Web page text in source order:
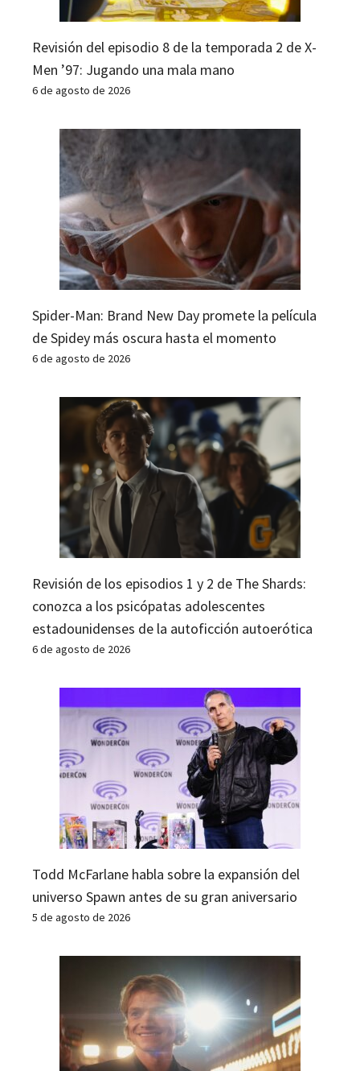
Revisión del episodio 8 de la temporada 2 de X-
Men ’97: Jugando una mala mano
6 de agosto de 2026
Spider-Man: Brand New Day promete la película
de Spidey más oscura hasta el momento
6 de agosto de 2026
Revisión de los episodios 1 y 2 de The Shards:
conozca a los psicópatas adolescentes
estadounidenses de la autoficción autoerótica
6 de agosto de 2026
Todd McFarlane habla sobre la expansión del
universo Spawn antes de su gran aniversario
5 de agosto de 2026